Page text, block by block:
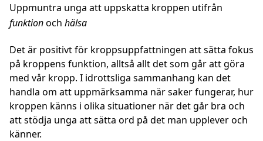
Uppmuntra unga att uppskatta kroppen utifrån
funktionoch hälsa
Det är positivt för kroppsuppfattningen att sätta fokus
på kroppens funktion, alltså allt det som går att göra
med vår kropp. I idrottsliga sammanhang kan det
handla om att uppmärksamma när saker fungerar, hur
kroppen känns i olika situationer när det går bra och
att stödja unga att sätta ord på det man upplever och
känner.